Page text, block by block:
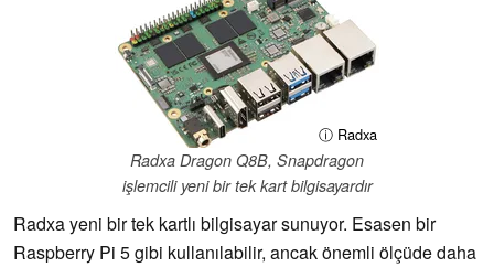
ⓘ Radxa
Radxa Dragon Q8B, Snapdragon
işlemcili yeni bir tek kart bilgisayardır
Radxa yeni bir tek kartlı bilgisayar sunuyor. Esasen bir
Raspberry Pi 5 gibi kullanılabilir, ancak önemli ölçüde daha